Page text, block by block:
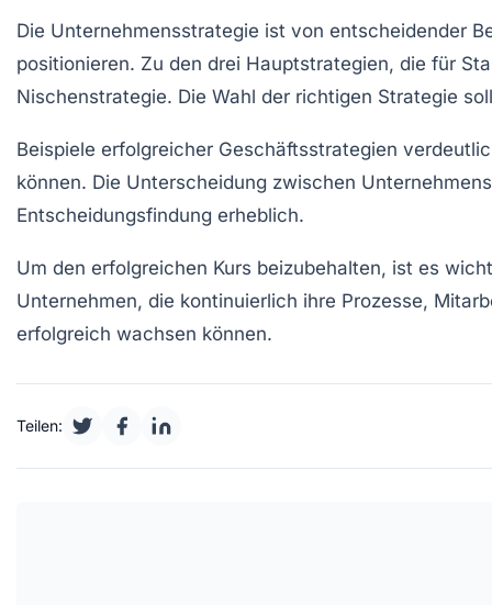
Die Unternehmensstrategie ist von entscheidender
positionieren. Zu den drei Hauptstrategien, die für
Nischenstrategie. Die Wahl der richtigen Strategie
Beispiele erfolgreicher Geschäftsstrategien
können. Die Unterscheidung zwischen
Entscheidungsfindung erheblich.
Um den erfolgreichen Kurs beizubehalten, ist es
Unternehmen, die kontinuierlich ihre Prozesse,
erfolgreich wachsen können.
Teilen: